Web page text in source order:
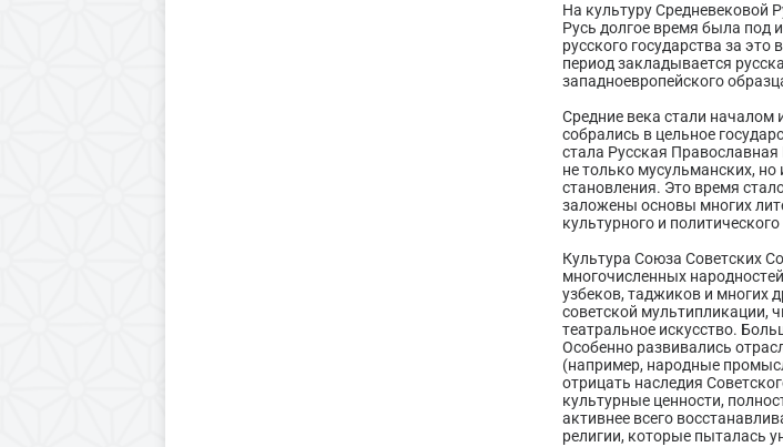
На культуру Средневековой
Русь долгое время была под
русского государства за
период закладывается
западноевропейского
Средние века стали началом
собрались в цельное
стала Русская
не только мусульманских, но
становления. Это время
заложены основы многих
культурного и
Культура Союза Советских
многочисленных
узбеков, таджиков и многих
советской мультипликации,
театральное искусство.
Особенно развивались
(например, народные
отрицать наследия
культурные ценности,
активнее всего
религии, которые пыталась